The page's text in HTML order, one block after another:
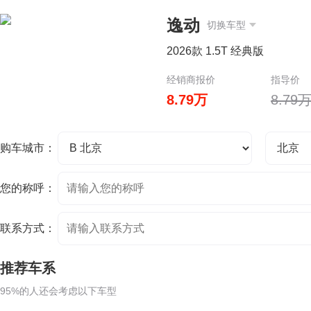
逸动 切换车型
2026款 1.5T 经典版
经销商报价 指导价
8.79万 8.79万
购车城市：
您的称呼：
联系方式：
推荐车系
95%的人还会考虑以下车型